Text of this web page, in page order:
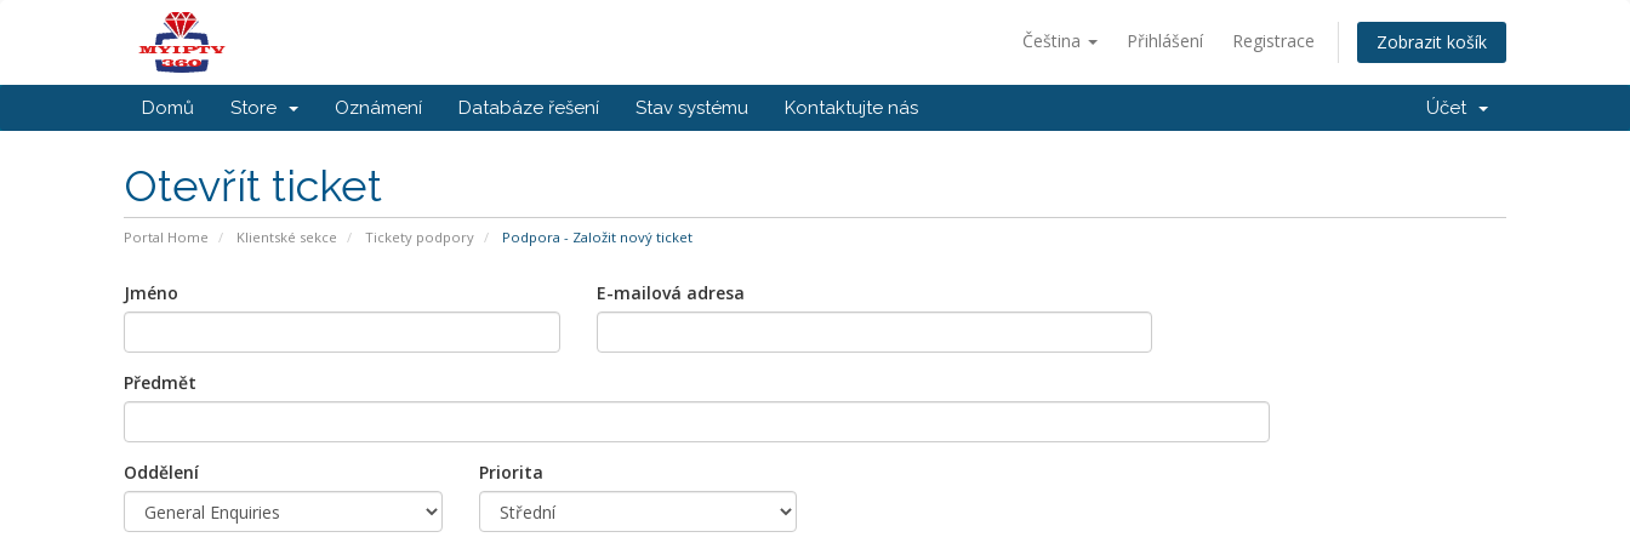
Čeština Přihlášení Registrace Zobrazit košík
Domů Store Oznámení Databáze řešení Stav systému Kontaktujte nás Účet
Otevřít ticket
Portal Home Klientské sekce Tickety podpory Podpora - Založit nový ticket
Jméno E-mailová adresa
Předmět
Oddělení Priorita